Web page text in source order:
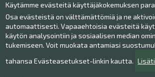
Käytämme evästeitä käyttäjäkokemuksen
Osa evästeistä on välttämättömiä ja ne
automaattisesti. Vapaaehtoisia evästeitä
käytön analysointiin ja sosiaalisen median
tukemiseen. Voit muokata antamiasi
tahansa Evästeasetukset-linkin kautta.
Yhteystiedot
Henkilökunta
Anna palautetta
Museo Facebookissa
Museo Instagramissa